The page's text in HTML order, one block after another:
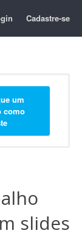
Cadastre-se
um
como
slides